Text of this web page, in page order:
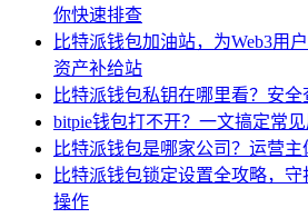
你快速排查
比特派钱包加油站，为Web3用
资产补给站
比特派钱包私钥在哪里看？安
bitpie钱包打不开？一文搞定常
比特派钱包是哪家公司？运营
比特派钱包锁定设置全攻略，
操作